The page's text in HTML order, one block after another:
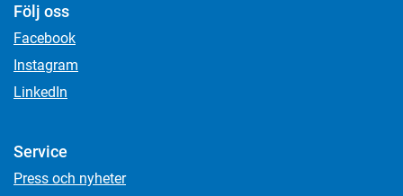
Följ oss
Facebook
Instagram
LinkedIn
Service
Press och nyheter